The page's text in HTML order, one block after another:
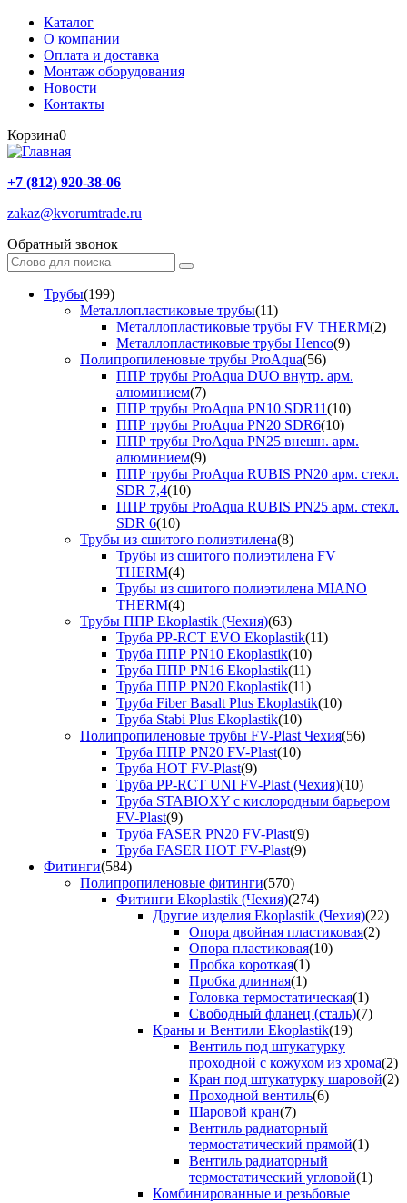
Каталог
О компании
Оплата и доставка
Монтаж оборудования
Новости
Контакты
Корзина0
+7 (812) 920-38-06
zakaz@kvorumtrade.ru
Обратный звонок
Трубы(199)
Металлопластиковые трубы(11)
Металлопластиковые трубы FV THERM(2)
Металлопластиковые трубы Henco(9)
Полипропиленовые трубы ProAqua(56)
ППР трубы ProAqua DUO внутр. арм.
алюминием(7)
ППР трубы ProAqua PN10 SDR11(10)
ППР трубы ProAqua PN20 SDR6(10)
ППР трубы ProAqua PN25 внешн. арм.
алюминием(9)
ППР трубы ProAqua RUBIS PN20 арм. стекл.
SDR 7,4(10)
ППР трубы ProAqua RUBIS PN25 арм. стекл.
SDR 6(10)
Трубы из сшитого полиэтилена(8)
Трубы из сшитого полиэтилена FV
THERM(4)
Трубы из сшитого полиэтилена MIANO
THERM(4)
Трубы ППР Ekoplastik (Чехия)(63)
Труба PP-RCT EVO Ekoplastik(11)
Труба ППР PN10 Ekoplastik(10)
Труба ППР PN16 Ekoplastik(11)
Труба ППР PN20 Ekoplastik(11)
Труба Fiber Basalt Plus Ekoplastik(10)
Труба Stabi Plus Ekoplastik(10)
Полипропиленовые трубы FV-Plast Чехия(56)
Труба ППР PN20 FV-Plast(10)
Труба HOT FV-Plast(9)
Труба PP-RCT UNI FV-Plast (Чехия)(10)
Труба STABIOXY с кислородным барьером
FV-Plast(9)
Труба FASER PN20 FV-Plast(9)
Труба FASER HOT FV-Plast(9)
Фитинги(584)
Полипропиленовые фитинги(570)
Фитинги Ekoplastik (Чехия)(274)
Другие изделия Ekoplastik (Чехия)(22)
Опора двойная пластиковая(2)
Опора пластиковая(10)
Пробка короткая(1)
Пробка длинная(1)
Головка термостатическая(1)
Свободный фланец (сталь)(7)
Краны и Вентили Ekoplastik(19)
Вентиль под штукатурку
проходной с кожухом из хрома(2)
Кран под штукатурку шаровой(2)
Проходной вентиль(6)
Шаровой кран(7)
Вентиль радиаторный
термостатический прямой(1)
Вентиль радиаторный
термостатический угловой(1)
Комбинированные и резьбовые